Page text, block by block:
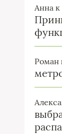
Анна к
Роман